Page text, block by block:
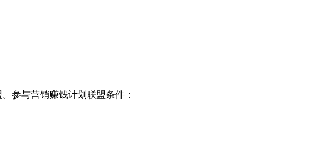
参与营销赚钱计划联盟条件：